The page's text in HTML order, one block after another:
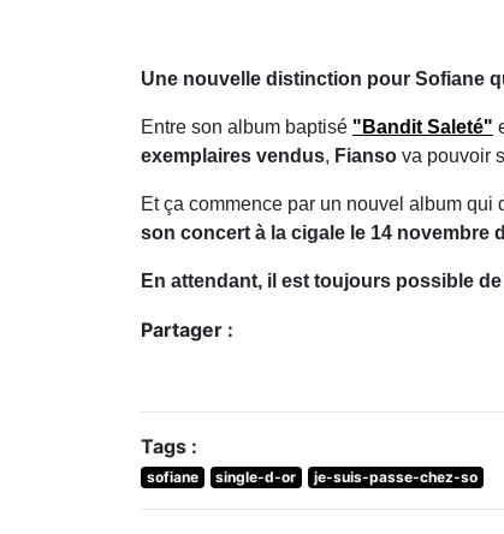
Une nouvelle distinction pour Sofiane
Entre son album baptisé "Bandit Saleté"
exemplaires vendus, Fianso va pouvoir
Et ça commence par un nouvel album qui
son concert à la cigale le 14 novembre
En attendant, il est toujours possible
Partager :
Tags :
sofiane single-d-or je-suis-passe-chez-so